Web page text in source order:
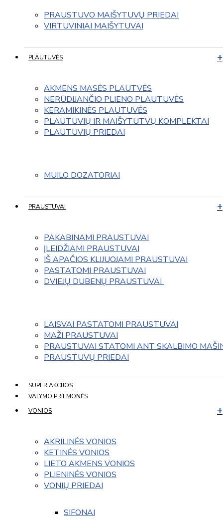
PRAUSTUVO MAIŠYTUVŲ PRIEDAI
VIRTUVINIAI MAIŠYTUVAI
PLAUTUVĖS
AKMENS MASĖS PLAUTVĖS
NERŪDIJANČIO PLIENO PLAUTUVĖS
KERAMIKINĖS PLAUTUVĖS
PLAUTUVIŲ IR MAIŠYTUTVŲ KOMPLEKTAI
PLAUTUVIŲ PRIEDAI
MUILO DOZATORIAI
PRAUSTUVAI
PAKABINAMI PRAUSTUVAI
ĮLEIDŽIAMI PRAUSTUVAI
IŠ APAČIOS KLIJUOJAMI PRAUSTUVAI
PASTATOMI PRAUSTUVAI
DVIEJŲ DUBENŲ PRAUSTUVAI
LAISVAI PASTATOMI PRAUSTUVAI
MAŽI PRAUSTUVAI
PRAUSTUVAI STATOMI ANT SKALBIMO
PRAUSTUVŲ PRIEDAI
SUPER AKCIJOS
VALYMO PRIEMONĖS
VONIOS
AKRILINĖS VONIOS
KETINĖS VONIOS
LIETO AKMENS VONIOS
PLIENINĖS VONIOS
VONIŲ PRIEDAI
SIFONAI